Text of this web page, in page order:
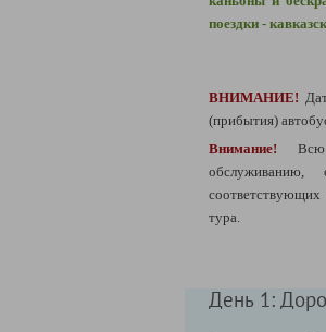
поездки -
ВНИМАНИЕ!
(прибытия)
Внимание!
тура.
День 1: